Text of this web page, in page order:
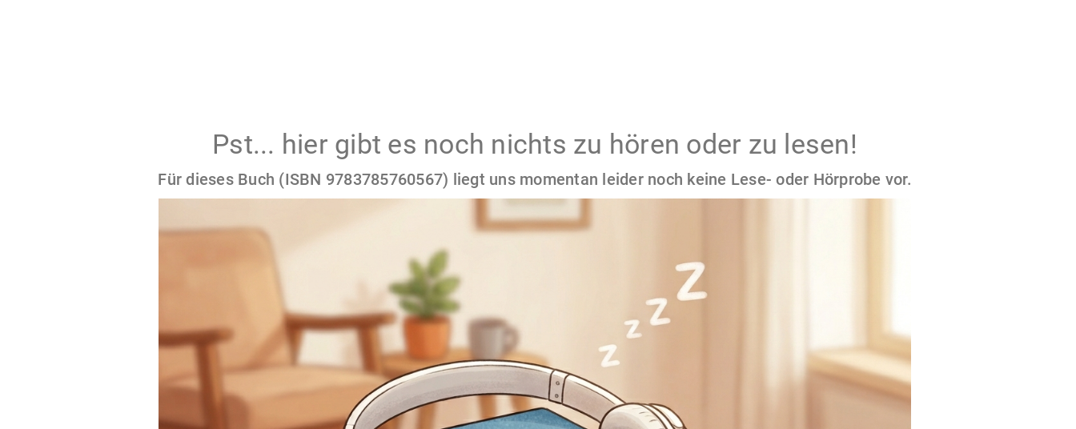
Pst... hier gibt es noch nichts zu hören oder zu lesen!
Für dieses Buch (ISBN 9783785760567) liegt uns momentan leider noch keine Lese- oder Hörprobe vor.